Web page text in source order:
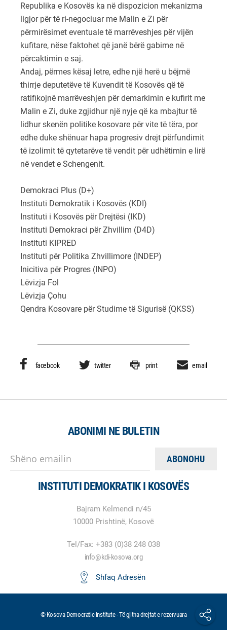
Republika e Kosovës ka në dispozicion mekanizma
ligjor për të ri-negociuar me Malin e Zi për
përmirësimet eventuale të marrëveshjes për vijën
kufitare, nëse faktohet që janë bërë gabime në
përcaktimin e saj.
Andaj, përmes kësaj letre, edhe një herë u bëjmë
thirrje deputetëve të Kuvendit të Kosovës që të
ratifikojnë marrëveshjen për demarkimin e kufirit me
Malin e Zi, duke zgjidhur një nyje që ka mbajtur të
lidhur skenën politike kosovare për vite të tëra, por
edhe duke shënuar hapa progresiv drejt përfundimit
të izolimit të qytetarëve të vendit për udhëtimin e lirë
në vendet e Schengenit.
Demokraci Plus (D+)
Instituti Demokratik i Kosovës (KDI)
Instituti i Kosovës për Drejtësi (IKD)
Instituti Demokraci për Zhvillim (D4D)
Instituti KIPRED
Instituti për Politika Zhvillimore (INDEP)
Inicitiva për Progres (INPO)
Lëvizja Fol
Lëvizja Çohu
Qendra Kosovare për Studime të Sigurisë (QKSS)
facebook twitter print email
ABONIMI NE BULETIN
Shëno emailin
INSTITUTI DEMOKRATIK I KOSOVËS
Bajram Kelmendi n/45
10000 Prishtinë, Kosovë
Tel/Fax: +383 (0)38 248 038
info@kdi-kosova.org
Shfaq Adresën
© Kosova Democratic Institute - Të gjitha drejtat e rezervuara